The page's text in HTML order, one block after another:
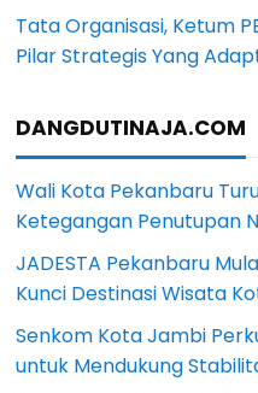
Tata Organisasi, Ketum
Pilar Strategis Yang
DANGDUTINAJA.COM
Wali Kota Pekanbaru
Ketegangan Penutupan
JADESTA Pekanbaru
Kunci Destinasi Wisata
Senkom Kota Jambi
untuk Mendukung